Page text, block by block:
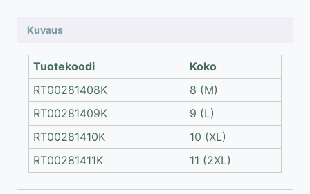
21420
määrä
Kuvaus
Tuotekoodi
Koko
RT00281408K
8 (M)
RT00281409K
9 (L)
RT00281410K
10 (XL)
RT00281411K
11 (2XL)